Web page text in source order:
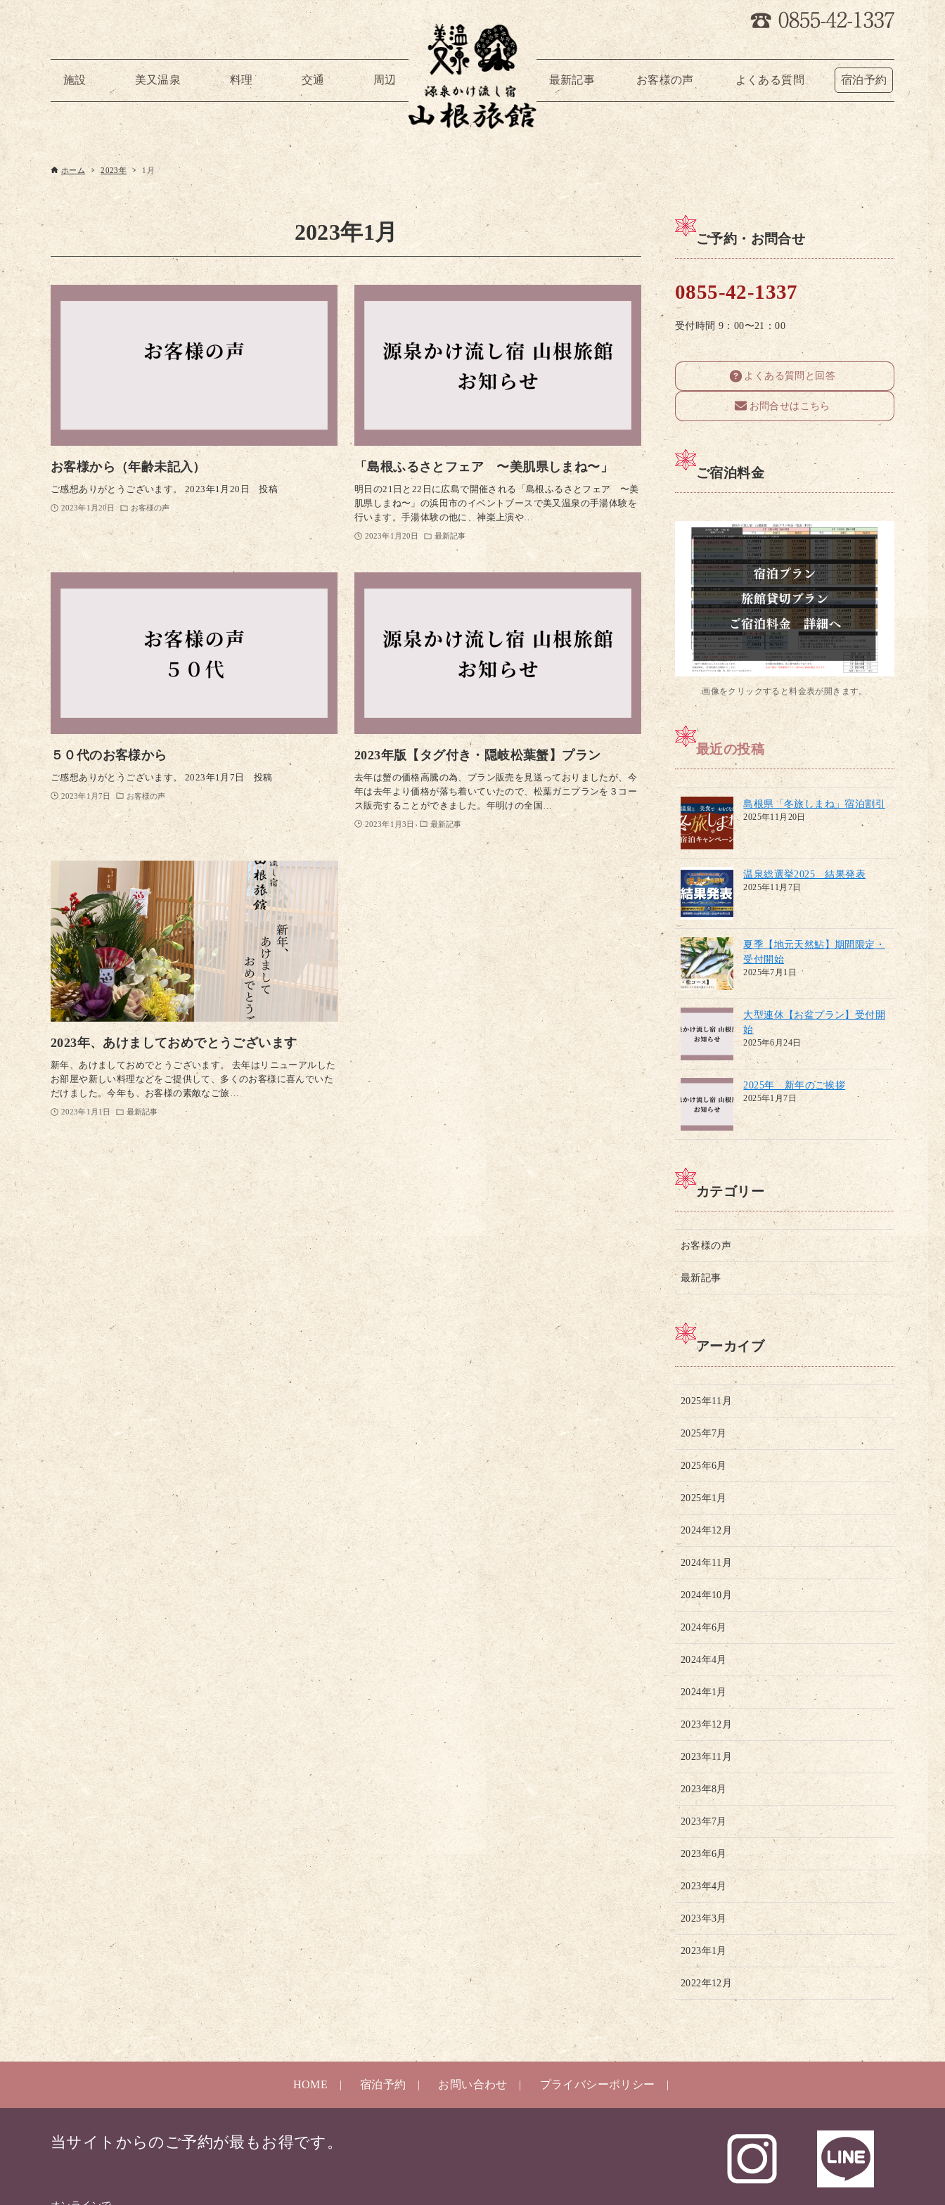
施設 美又温泉 料理 交通 周辺 最新記事 お客様の声 よくある質問 宿泊予約
ホーム 2023年 1月
2023年1月
お客様から（年齢未記入）
ご感想ありがとうございます。 2023年1月20日 投稿
2023年1月20日 お客様の声
「島根ふるさとフェア 〜美肌県しまね〜」
明日の21日と22日に広島で開催される「島根ふるさとフェア 〜美
肌県しまね〜」の浜田市のイベントブースで美又温泉の手湯体験を
行います。手湯体験の他に、神楽上演や…
2023年1月20日 最新記事
５０代のお客様から
ご感想ありがとうございます。 2023年1月7日 投稿
2023年1月7日 お客様の声
2023年版【タグ付き・隠岐松葉蟹】プラン
去年は蟹の価格高騰の為、プラン販売を見送っておりましたが、今
年は去年より価格が落ち着いていたので、松葉ガニプランを３コー
ス販売することができました。年明けの全国…
2023年1月3日 最新記事
2023年、あけましておめでとうございます
新年、あけましておめでとうございます。 去年はリニューアルした
お部屋や新しい料理などをご提供して、多くのお客様に喜んでいた
だけました。今年も、お客様の素敵なご旅…
2023年1月1日 最新記事
ご予約・お問合せ
0855-42-1337
受付時間 9：00〜21：00
よくある質問と回答
お問合せはこちら
ご宿泊料金
画像をクリックすると料金表が開きます。
最近の投稿
島根県「冬旅しまね」宿泊割引
2025年11月20日
温泉総選挙2025 結果発表
2025年11月7日
夏季【地元天然鮎】期間限定・
受付開始
2025年7月1日
大型連休【お盆プラン】受付開
始
2025年6月24日
2025年 新年のご挨拶
2025年1月7日
カテゴリー
お客様の声
最新記事
アーカイブ
2025年11月
2025年7月
2025年6月
2025年1月
2024年12月
2024年11月
2024年10月
2024年6月
2024年4月
2024年1月
2023年12月
2023年11月
2023年8月
2023年7月
2023年6月
2023年4月
2023年3月
2023年1月
2022年12月
HOME 宿泊予約 お問い合わせ プライバシーポリシー
当サイトからのご予約が最もお得です。